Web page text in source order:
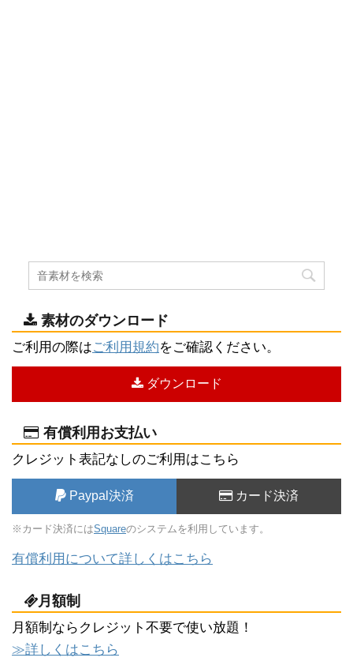
素材のダウンロード
ご利用の際はご利用規約をご確認ください。
ダウンロード
有償利用お支払い
クレジット表記なしのご利用はこちら
Paypal決済 カード決済
※カード決済にはSquareのシステムを利用しています。
有償利用について詳しくはこちら
月額制
月額制ならクレジット不要で使い放題！
≫詳しくはこちら